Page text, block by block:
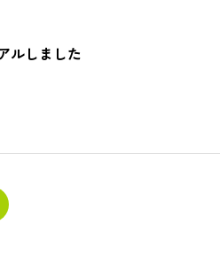
ルしました